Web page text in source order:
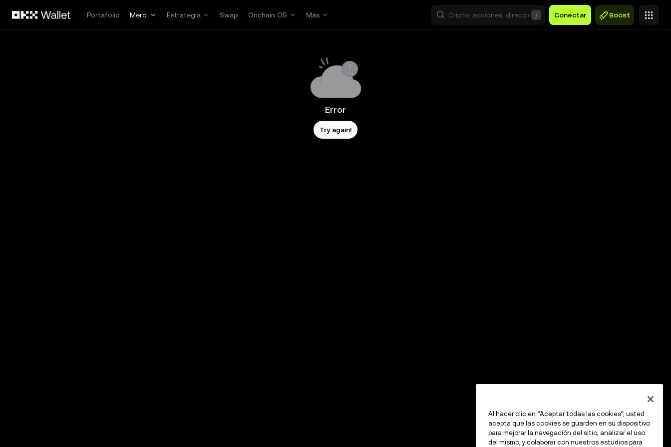
Portafolio
Merc. Estrategia Swap Onchain OS Más / Conectar Boost
Error
Try again!
Al hacer clic en “Aceptar todas las cookies”, usted
acepta que las cookies se guarden en su dispositivo
para mejorar la navegación del sitio, analizar el uso
del mismo, y colaborar con nuestros estudios para